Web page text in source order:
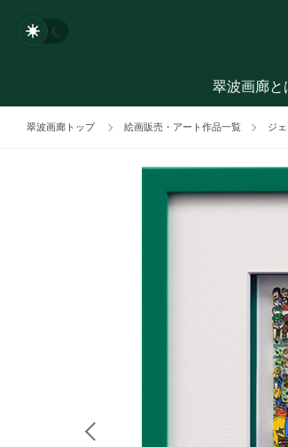
翠波画廊と
翠波画廊トップ 絵画販売・アート作品一覧 ジ